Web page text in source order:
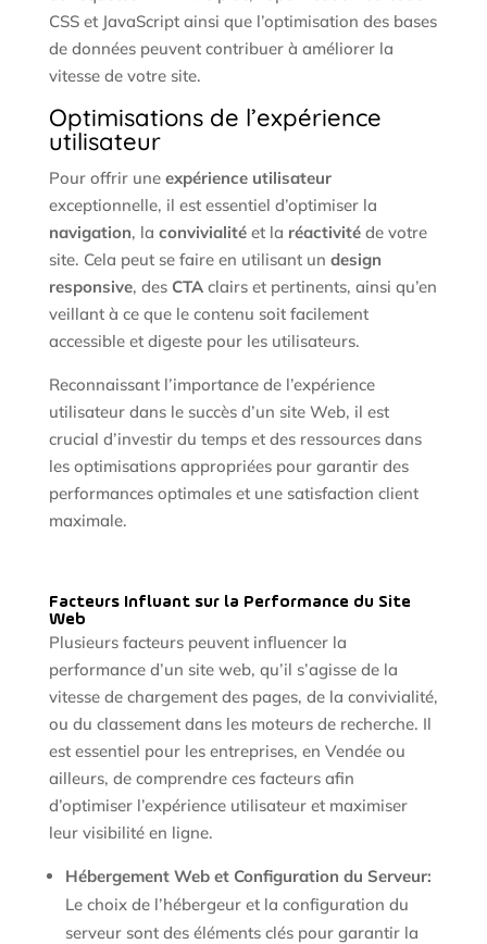
CSS et JavaScript ainsi que l’optimisation des bases
de données peuvent contribuer à améliorer la
vitesse de votre site.
Optimisations de l’expérience
utilisateur
Pour offrir une expérience utilisateur
exceptionnelle, il est essentiel d’optimiser la
navigation, la convivialitéet la réactivitéde votre
site. Cela peut se faire en utilisant un design
responsive, des CTAclairs et pertinents, ainsi qu’en
veillant à ce que le contenu soit facilement
accessible et digeste pour les utilisateurs.
Reconnaissant l’importance de l’expérience
utilisateur dans le succès d’un site Web, il est
crucial d’investir du temps et des ressources dans
les optimisations appropriées pour garantir des
performances optimales et une satisfaction client
maximale.
Facteurs Influant sur la Performance du Site
Web
Plusieurs facteurs peuvent influencer la
performance d’un site web, qu’il s’agisse de la
vitesse de chargement des pages, de la convivialité,
ou du classement dans les moteurs de recherche. Il
est essentiel pour les entreprises, en Vendée ou
ailleurs, de comprendre ces facteurs afin
d’optimiser l’expérience utilisateur et maximiser
leur visibilité en ligne.
Hébergement Web et Configuration du Serveur:
Le choix de l’hébergeur et la configuration du
serveur sont des éléments clés pour garantir la